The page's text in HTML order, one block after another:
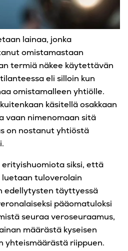
lainaa, jonka
omistamastaan
termiä näkee käytettävän
eli silloin kun
omistamalleen yhtiölle.
käsitellä osakkaan
vaan nimenomaan sitä
on nostanut yhtiöstä
erityishuomiota siksi, että
tuloverolain
edellytysten täyttyessä
pääomatuloksi
seuraa veroseuraamus,
määrästä kyseisen
yhteismäärästä riippuen.